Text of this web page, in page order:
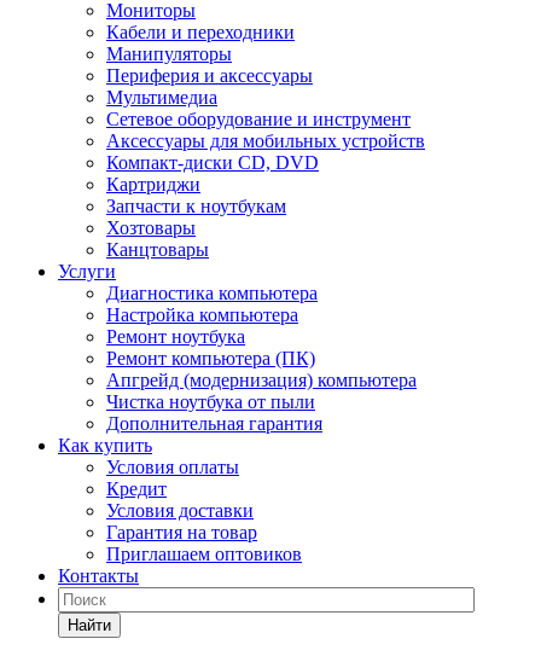
Мониторы
Кабели и переходники
Манипуляторы
Периферия и аксессуары
Мультимедиа
Сетевое оборудование и инструмент
Аксессуары для мобильных устройств
Компакт-диски CD, DVD
Картриджи
Запчасти к ноутбукам
Хозтовары
Канцтовары
Услуги
Диагностика компьютера
Настройка компьютера
Ремонт ноутбука
Ремонт компьютера (ПК)
Апгрейд (модернизация) компьютера
Чистка ноутбука от пыли
Дополнительная гарантия
Как купить
Условия оплаты
Кредит
Условия доставки
Гарантия на товар
Приглашаем оптовиков
Контакты
Найти